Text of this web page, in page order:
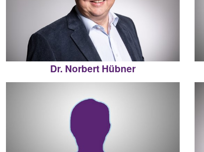
Dr. Norbert Hübner